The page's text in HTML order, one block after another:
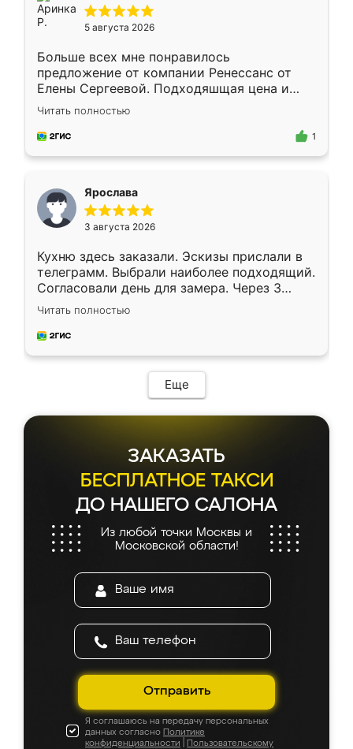
5 августа 2026
Больше всех мне понравилось
предложение от компании Ренессанс от
Елены Сергеевой. Подходяшщая цена и
короткие сроки изготовления. Приехавший
для замера сотрудник Владислав
предложил по моему эскизу самый
Читать полностью
1
Ярослава
3 августа 2026
Кухню здесь заказали. Эскизы прислали в
телеграмм. Выбрали наиболее подходящий.
Согласовали день для замера. Через 3
недели кухня была уже готова. Остались
довольны работой. Спасибо Ренессанс
мебель за качественную работу!
Читать полностью
Еще
ЗАКАЗАТЬ
БЕСПЛАТНОЕ ТАКСИ
ДО НАШЕГО САЛОНА
Из любой точки Москвы и
Московской области!
Отправить
Я соглашаюсь на передачу персональных
данных согласно Политике
конфиденциальности
Пользовательскому